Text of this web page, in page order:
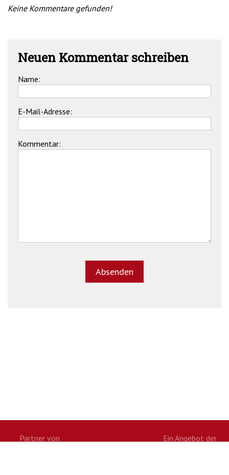
Keine Kommentare gefunden!
Neuen Kommentar schreiben
Name:
E-Mail-Adresse:
Kommentar:
Partner von Ein Angebot der